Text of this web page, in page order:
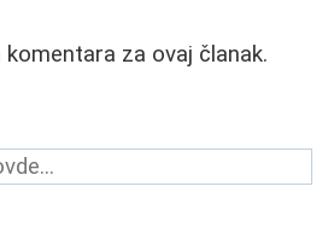
za ovaj članak.